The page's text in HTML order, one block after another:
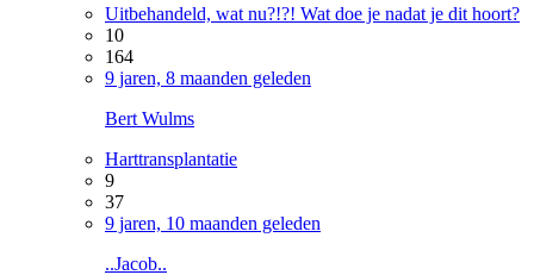
Uitbehandeld, wat nu?!?! Wat doe je nadat je dit hoort?
10
164
9 jaren, 8 maanden geleden
Bert Wulms
Harttransplantatie
9
37
9 jaren, 10 maanden geleden
..Jacob..